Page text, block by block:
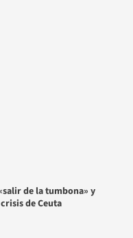
de la tumbona» y
de Ceuta